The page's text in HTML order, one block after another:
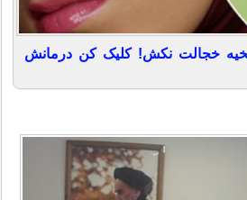
خجالت نکش! کلیک کن درمانش